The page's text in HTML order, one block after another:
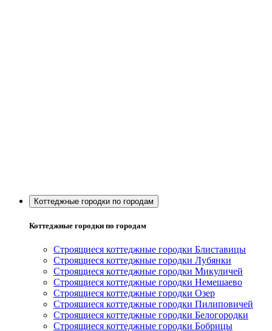
Коттеджные городки по городам
Коттеджные городки по городам
Строящиеся коттеджные городки Блиставицы
Строящиеся коттеджные городки Лубянки
Строящиеся коттеджные городки Микуличей
Строящиеся коттеджные городки Немешаево
Строящиеся коттеджные городки Озер
Строящиеся коттеджные городки Пилиповичей
Строящиеся коттеджные городки Белогородки
Строящиеся коттеджные городки Бобрицы